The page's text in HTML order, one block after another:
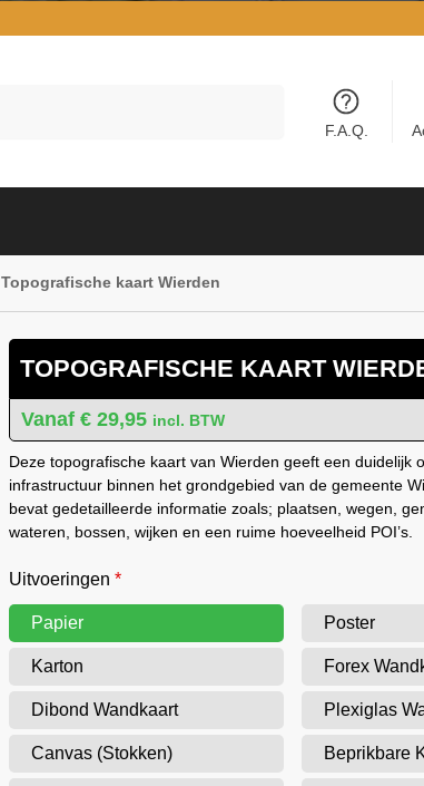
F.A.Q.
Topografische kaart Wierden
TOPOGRAFISCHE KAART
€ 29,95 incl. BTW
Deze topografische kaart van Wierden geeft een duidelijk
infrastructuur binnen het grondgebied van de gemeente
bevat gedetailleerde informatie zoals; plaatsen, wegen,
wateren, bossen, wijken en een ruime hoeveelheid POI’s.
Uitvoeringen *
Papier Poster
Karton Forex
Dibond Wandkaart Plexiglas
Canvas (Stokken) Beprikbare